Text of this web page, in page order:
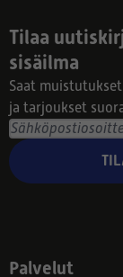
Tilaa
sisäilma
Saat
ja tarjoukset
Palvelut